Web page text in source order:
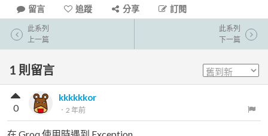
留言 追蹤 分享 訂閱
此系列
上一篇
此系列
下一篇
1 則留言
kkkkkkor
． 2 年前
0